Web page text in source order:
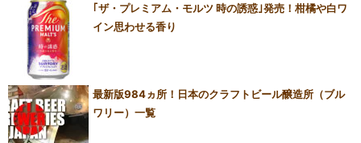
｢ザ・プレミアム・モルツ 時の誘惑｣発売！柑橘や白ワ
イン思わせる香り
最新版984ヵ所！日本のクラフトビール醸造所（ブル
ワリー）一覧